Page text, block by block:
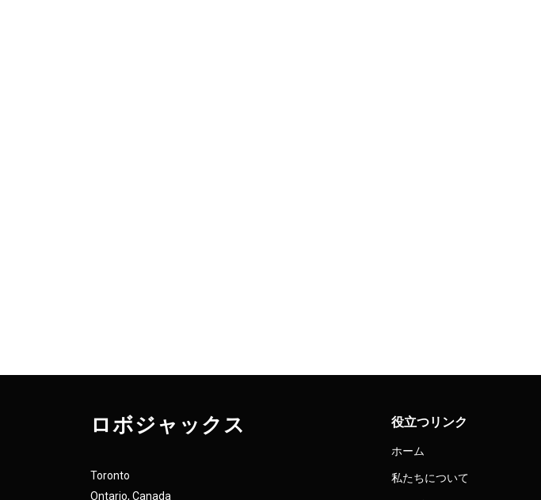
ロボジャックス
Toronto
Ontario, Canada
役立つリンク
ホーム
私たちについて